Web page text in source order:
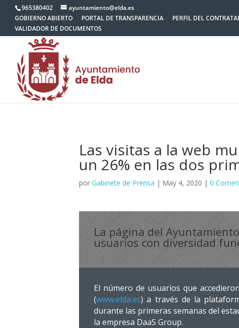
965380402
ayuntamiento@elda.es
GOBIERNO ABIERTO
PORTAL DE TRANSPARENCIA PERFIL DEL
VALIDADOR DE DOCUMENTOS
Las visitas a la web
un 26% en las dos
por Gabinete de Prensa | May 4, 2020 | 0
La página del
usuarios con diversidad
El número de usuarios que
(www.elda.es) a través de la
durante las primeras semanas del
la empresa DaaS Group.